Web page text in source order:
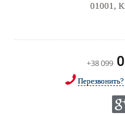
01001,
+38 099
Перезвонить?